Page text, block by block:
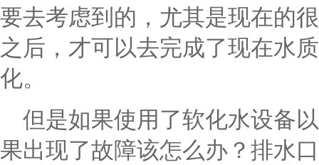
要去考虑到的，尤其是现在的
之后，才可以去完成了现在水
化。
但是如果使用了软化水设备
果出现了故障该怎么办？排水